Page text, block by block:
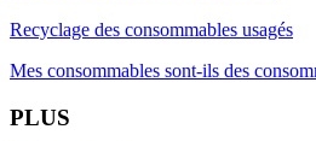
Recyclage des consommables usagés
Mes consommables sont-ils des
PLUS